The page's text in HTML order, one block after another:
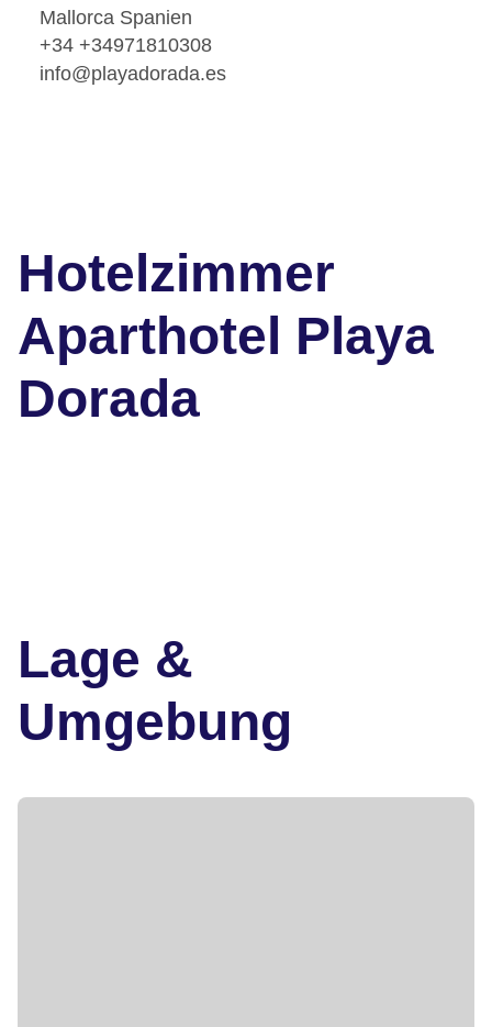
Mallorca Spanien
+34 +34971810308
info@playadorada.es
Hotelzimmer
Aparthotel Playa
Dorada
Lage &
Umgebung